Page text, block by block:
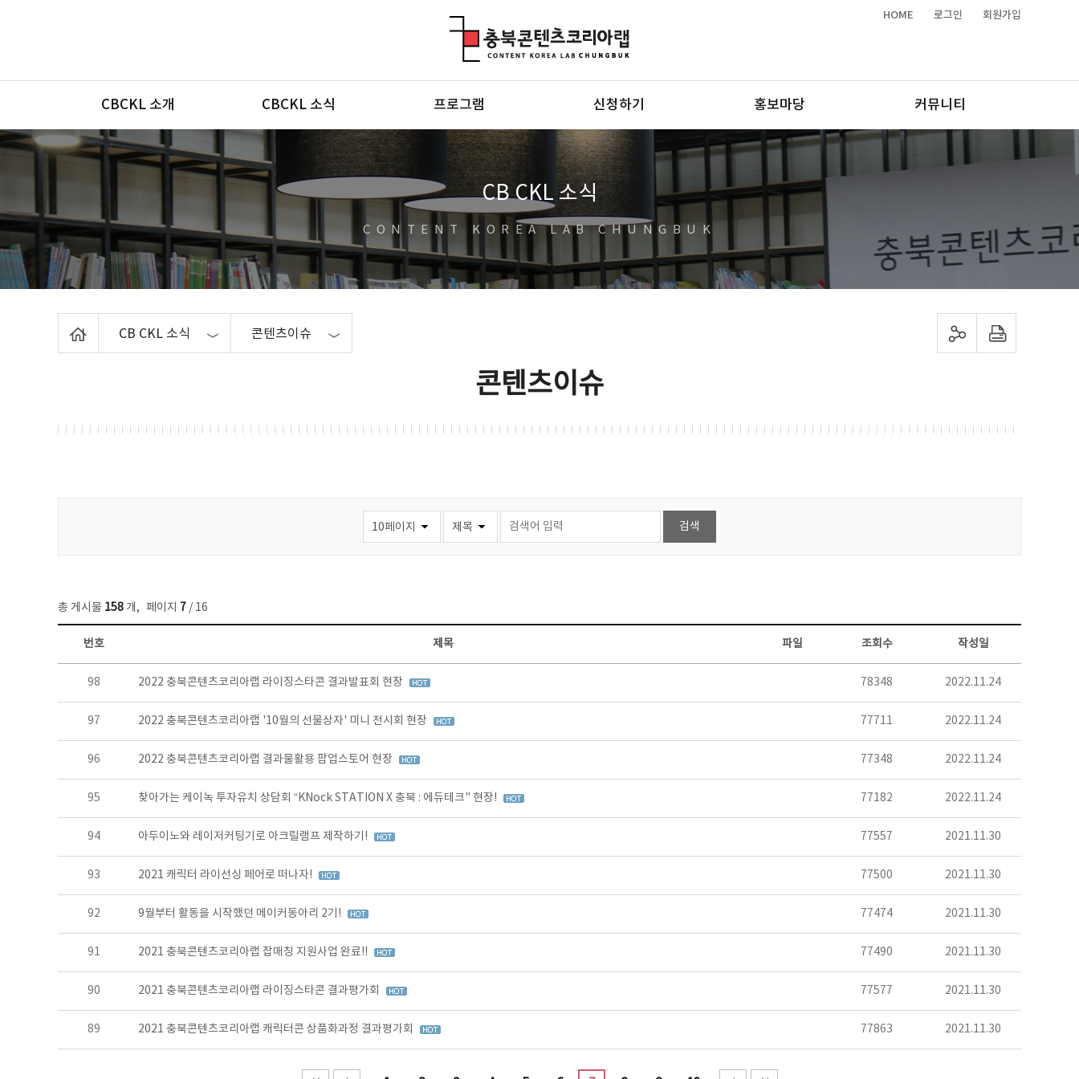
HOME 로그인 회원가입
메뉴
CBCKL 소개 CBCKL 소식 프로그램 신청하기 홍보마당 커뮤니티
CB CKL 소식
CONTENT KOREA LAB CHUNGBUK
CB CKL 소식 콘텐츠이슈 sns 공유하기 프린트하기
콘텐츠이슈
총 게시물 158 개, 페이지 7 / 16
콘텐츠이슈 목록 - 번호, 제목, 작성자, 파일, 조회수, 작성일 정보 제공
번호 제목 파일 조회수 작성일
98 2022 충북콘텐츠코리아랩 라이징스타콘 결과발표회 현장 78348 2022.11.24
97 2022 충북콘텐츠코리아랩 '10월의 선물상자' 미니 전시회 현장 77711 2022.11.24
96 2022 충북콘텐츠코리아랩 결과물활용 팝업스토어 현장 77348 2022.11.24
95 찾아가는 케이녹 투자유치 상담회 “KNock STATION X 충북 : 에듀테크" 현장! 77182 2022.11.24
94 아두이노와 레이저커팅기로 아크릴램프 제작하기! 77557 2021.11.30
93 2021 캐릭터 라이선싱 페어로 떠나자! 77500 2021.11.30
92 9월부터 활동을 시작했던 메이커동아리 2기! 77474 2021.11.30
91 2021 충북콘텐츠코리아랩 잡매칭 지원사업 완료!! 77490 2021.11.30
90 2021 충북콘텐츠코리아랩 라이징스타콘 결과평가회 77577 2021.11.30
89 2021 충북콘텐츠코리아랩 캐릭터콘 상품화과정 결과평가회 77863 2021.11.30